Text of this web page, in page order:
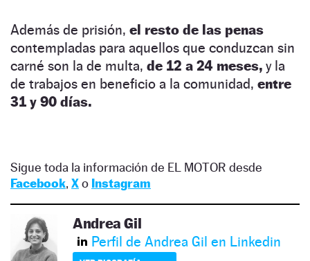
Además de prisión, el resto de las penas
contempladas para aquellos que conduzcan sin
carné son la de multa, de 12 a 24 meses, y la
de trabajos en beneficio a la comunidad, entre
31 y 90 días.
Sigue toda la información de EL MOTOR desde
Facebook, Xo Instagram
Andrea Gil
Perfil de Andrea Gil en Linkedin